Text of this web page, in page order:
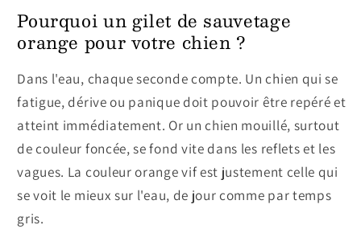
Pourquoi un gilet de sauvetage
orange pour votre chien ?
Dans l'eau, chaque seconde compte. Un chien qui se
fatigue, dérive ou panique doit pouvoir être repéré et
atteint immédiatement. Or un chien mouillé, surtout
de couleur foncée, se fond vite dans les reflets et les
vagues. La couleur orange vif est justement celle qui
se voit le mieux sur l'eau, de jour comme par temps
gris.